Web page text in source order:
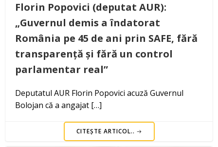
Florin Popovici (deputat AUR):
„Guvernul demis a îndatorat
România pe 45 de ani prin SAFE, fără
transparență și fără un control
parlamentar real”
Deputatul AUR Florin Popovici acuză Guvernul
Bolojan că a angajat […]
CITEȘTE ARTICOL..